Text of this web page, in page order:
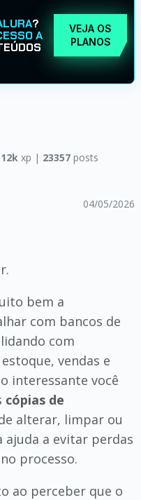
?
A
VEJA OS
PLANOS
xp | 23357posts
04/05/2026
bem a
com bancos de
com
vendas e
interessante você
cópias de
alterar, limpar ou
ajuda a evitar perdas
processo.
ao perceber que o